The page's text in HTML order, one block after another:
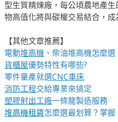
型生質精煉廠，每公頃農地產
物高值化將與碳權交易結合，
【其他文章推薦】
電動堆高機、柴油堆高機怎麼
貨櫃屋優勢特性有哪些?
零件量產就選CNC車床
消防工程交給專業來搞定
塑膠射出工廠一條龍製造服務
堆高機租賃怎麼選最划算？掌